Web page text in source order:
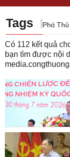
Tags Phó
Có 112 kết quả
bạn tìm được nội